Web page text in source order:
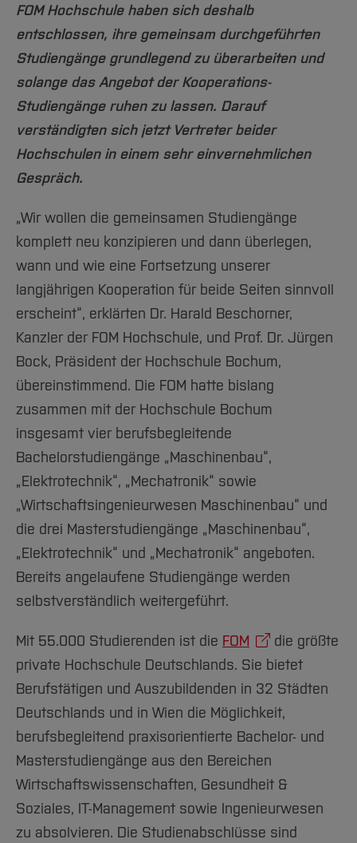
Arbeiten im FB G
Forschung und Projekte
International
Team
Service
Studiengänge
Studieninteressierte
Aktuelles
Studium
Fachgruppen
Forschung und Entwicklung
International
Team
Service
Amtliche Bekanntmachungen
Notfall-Infos
BO Shop
Familiengerechte Hochschule
Gleichstellung
Diskriminierungsfreie Hochschule
Vertretungen
Wahlen
Hochschulbibliothek
Hochschulkommunikation
International Office
Medienzentrum
qed-Stiftung
Zentrale Studienberatung
FOM Hochschule haben sich deshalb
entschlossen, ihre gemeinsam durchgeführten
Studiengänge grundlegend zu überarbeiten und
solange das Angebot der Kooperations-
Studiengänge ruhen zu lassen. Darauf
verständigten sich jetzt Vertreter beider
Hochschulen in einem sehr einvernehmlichen
Gespräch.
„Wir wollen die gemeinsamen Studiengänge
komplett neu konzipieren und dann überlegen,
wann und wie eine Fortsetzung unserer
langjährigen Kooperation für beide Seiten sinnvoll
erscheint“, erklärten Dr. Harald Beschorner,
Kanzler der FOM Hochschule, und Prof. Dr. Jürgen
Bock, Präsident der Hochschule Bochum,
übereinstimmend. Die FOM hatte bislang
zusammen mit der Hochschule Bochum
insgesamt vier berufsbegleitende
Bachelorstudiengänge „Maschinenbau“,
„Elektrotechnik“, „Mechatronik“ sowie
„Wirtschaftsingenieurwesen Maschinenbau“ und
die drei Masterstudiengänge „Maschinenbau“,
„Elektrotechnik“ und „Mechatronik“ angeboten.
Bereits angelaufene Studiengänge werden
selbstverständlich weitergeführt.
Mit 55.000 Studierenden ist die FOM
die größte
private Hochschule Deutschlands. Sie bietet
Berufstätigen und Auszubildenden in 32 Städten
Deutschlands und in Wien die Möglichkeit,
berufsbegleitend praxisorientierte Bachelor- und
Masterstudiengänge aus den Bereichen
Wirtschaftswissenschaften, Gesundheit &
Soziales, IT-Management sowie Ingenieurwesen
zu absolvieren. Die Studienabschlüsse sind